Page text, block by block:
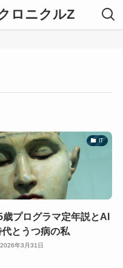
ロニクルZ
IT
歳プログラマ定年説とAI
代とうつ病の私
2026年3月31日